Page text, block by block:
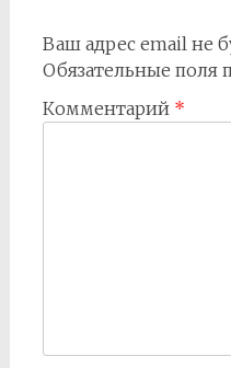
Ваш адрес email не
Обязательные поля
Комментарий *